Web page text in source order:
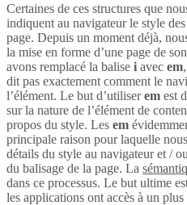
Certaines de ces structures que
indiquent au navigateur le style
page. Depuis un moment déjà,
la mise en forme d’une page de
avons remplacé la balise i avec em
dit pas exactement comment le
l’élément. Le but d’utiliserem est
sur la nature de l’élément de
propos du style. Les em
principale raison pour laquelle
détails du style au navigateur et /
du balisage de la page. La
dans ce processus. Le but ultime
les applications ont accès à un